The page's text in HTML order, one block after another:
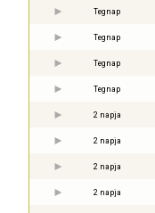
Tegnap
Tegnap
Tegnap
Tegnap
2 napja
2 napja
2 napja
2 napja